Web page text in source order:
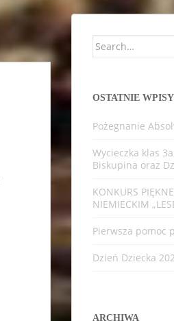
Search
OSTATNIE WPISY
Pożegnanie
Wycieczka klas
Biskupina oraz
KONKURS
NIEMIECKIM
Pierwsza pomoc
Dzień Dziecka
ARCHIWA